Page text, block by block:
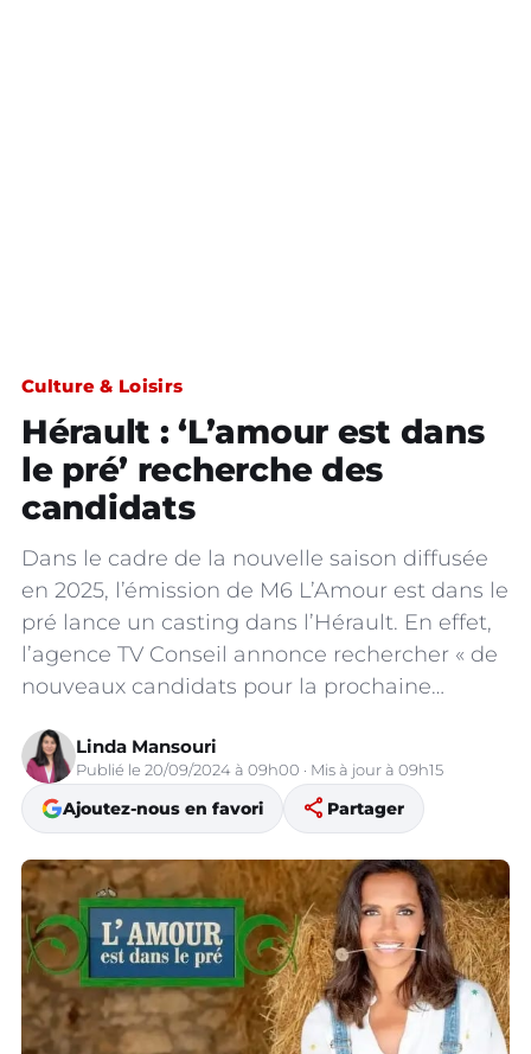
Culture & Loisirs
Hérault : ‘L’amour est dans
le pré’ recherche des
candidats
Dans le cadre de la nouvelle saison diffusée
en 2025, l’émission de M6 L’Amour est dans le
pré lance un casting dans l’Hérault. En effet,
l’agence TV Conseil annonce rechercher « de
nouveaux candidats pour la prochaine…
Linda Mansouri
Publié le 20/09/2024 à 09h00 · Mis à jour à 09h15
Ajoutez-nous en favori share Partager